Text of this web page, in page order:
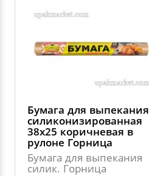
Бумага для выпекания
силиконизированная
38х25 коричневая в
рулоне Горница
Бумага для выпекания
силик. Горница